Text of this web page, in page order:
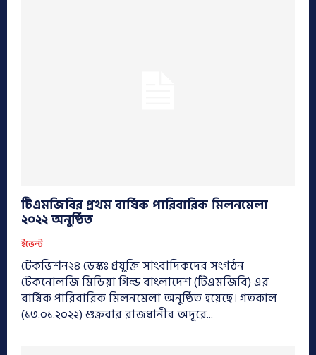
টিএমজিবির প্রথম বার্ষিক পারিবারিক মিলনমেলা
২০২২ অনুষ্ঠিত
ইভেন্ট
টেকভিশন২৪ ডেস্কঃ প্রযুক্তি সাংবাদিকদের সংগঠন
টেকনোলজি মিডিয়া গিল্ড বাংলাদেশ (টিএমজিবি) এর
বার্ষিক পারিবারিক মিলনমেলা অনুষ্ঠিত হয়েছে। গতকাল
(১৩.০১.২০২২) শুক্রবার রাজধানীর অদূরে...